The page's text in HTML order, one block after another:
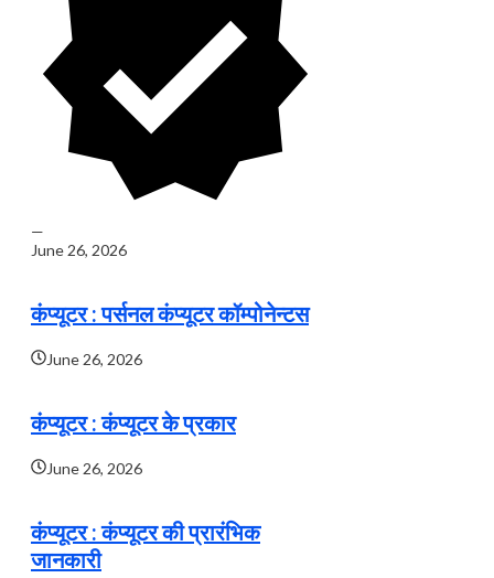
—
June 26, 2026
कंप्यूटर : पर्सनल कंप्यूटर कॉम्पोनेन्टस
June 26, 2026
कंप्यूटर : कंप्यूटर के प्रकार
June 26, 2026
कंप्यूटर : कंप्यूटर की प्रारंभिक
जानकारी